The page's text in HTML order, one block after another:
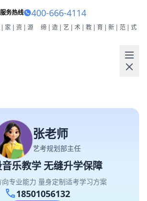
务热线 400-666-4114
家|资|源 缔|造|艺|术|教|育|新|范|式
张老师
艺考规划部主任
乐教学 无缝升学保障
专业能力 量身定制适考学习方案
call18501056132